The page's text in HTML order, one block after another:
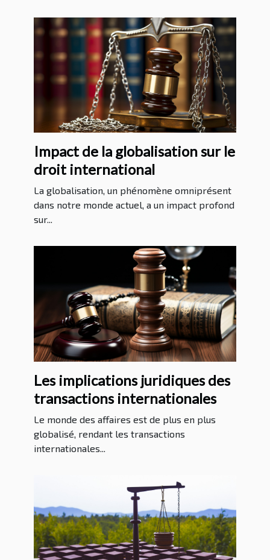
Impact de la globalisation sur le
droit international
La globalisation, un phénomène omniprésent
dans notre monde actuel, a un impact profond
sur...
Les implications juridiques des
transactions internationales
Le monde des affaires est de plus en plus
globalisé, rendant les transactions
internationales...